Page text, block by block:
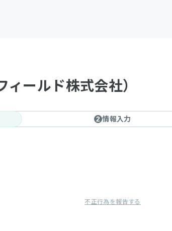
ールド株式会社）
2 情報入力
不正行為を報告する